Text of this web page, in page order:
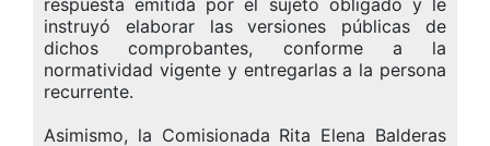
respuesta emitida por el sujeto obligado y le
instruyó elaborar las versiones públicas de
dichos comprobantes, conforme a la
normatividad vigente y entregarlas a la persona
recurrente.
Asimismo, la Comisionada Rita Elena Balderas